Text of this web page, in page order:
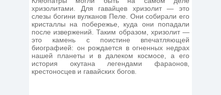
хризолитами. Для гавайцев хризолит — это
слезы богини вулканов Пеле. Они собирали его
кристаллы на побережье, куда они попадали
после извержений. Таким образом, хризолит —
это камень с поистине впечатляющей
биографией: он рождается в огненных недрах
нашей планеты и в далеком космосе, а его
история окутана легендами фараонов,
крестоносцев и гавайских богов.